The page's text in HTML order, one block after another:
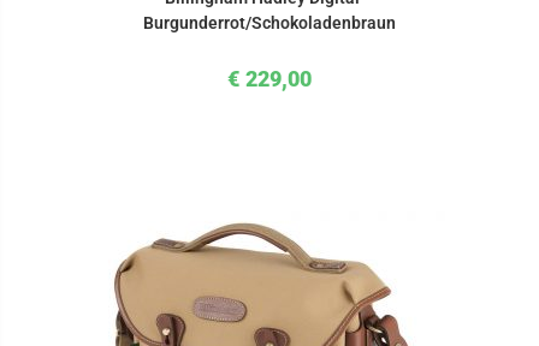
Burgunderrot/Schokoladenbraun
€ 229,00